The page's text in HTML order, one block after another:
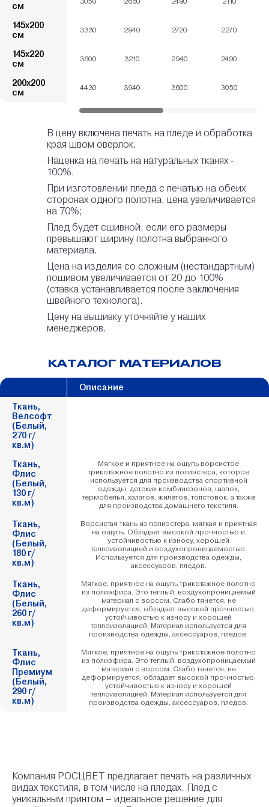
см
145х200
см
145х220
см
200х200
см
3330 2940 2720 2270
3600 3210 2940 2490
4430 3940 3600 3050
В цену включена печать на пледе и обработка
края швом оверлок.
Наценка на печать на натуральных тканях -
100%.
При изготовлении пледа с печатью на обеих
сторонах одного полотна, цена увеличивается
на 70%;
Плед будет сшивной, если его размеры
превышают ширину полотна выбранного
материала.
Цена на изделия со сложным (нестандартным)
пошивом увеличивается от 20 до 100%
(ставка устанавливается после заключения
швейного технолога).
Цену на вышивку уточняйте у наших
менеджеров.
КАТАЛОГ МАТЕРИАЛОВ
Описание
Ткань,
Велсофт
(Белый,
270 г/
кв.м)
Ткань,
Флис
(Белый,
130 г/
кв.м)
Ткань,
Флис
(Белый,
180 г/
кв.м)
Ткань,
Флис
(Белый,
260 г/
кв.м)
Ткань,
Флис
Премиум
(Белый,
290 г/
кв.м)
Ткань,
Велсофт
(Белый,
270 г/
кв.м)
Ткань,
Флис
(Белый,
130 г/
кв.м)
Мягкое и приятное на ощупь ворсистое
трикотажное полотно из полиэстера, которое
используется для производства спортивной
одежды, детских комбинезонов, шапок,
термобелья, халатов, жилетов, толстовок, а также
для производства домашнего текстиля.
Ткань,
Флис
(Белый,
180 г/
кв.м)
Ворсистая ткань из полиэстера, мягкая и приятная
на ощупь. Обладает высокой прочностью и
устойчивостью к износу, хорошей
теплоизоляцией и воздухопроницаемостью.
Используется для производства одежды,
аксессуаров, пледов.
Ткань,
Флис
(Белый,
260 г/
кв.м)
Мягкое, приятное на ощупь трикотажное полотно
из полиэфира. Это теплый, воздухопроницаемый
материал с ворсом. Слабо тянется, не
деформируется, обладает высокой прочностью,
устойчивостью к износу и хорошей
теплоизоляцией. Материал используется для
производства одежды, аксессуаров, пледов.
Ткань,
Флис
Премиум
(Белый,
290 г/
кв.м)
Мягкое, приятное на ощупь трикотажное полотно
из полиэфира. Это теплый, воздухопроницаемый
материал с ворсом. Слабо тянется, не
деформируется, обладает высокой прочностью,
устойчивостью к износу и хорошей
теплоизоляцией. Материал используется для
производства одежды, аксессуаров, пледов.
Компания РОСЦВЕТ предлагает печать на различных
видах текстиля, в том числе на пледах. Плед с
уникальным принтом – идеальное решение для